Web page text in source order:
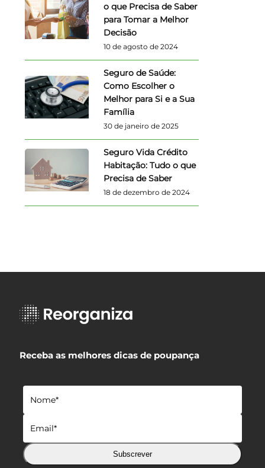
o que Precisa de Saber
para Tomar a Melhor
Decisão
10 de agosto de 2024
Seguro de Saúde:
Como Escolher o
Melhor para Si e a Sua
Família
30 de janeiro de 2025
Seguro Vida Crédito
Habitação: Tudo o que
Precisa de Saber
18 de dezembro de 2024
Receba as melhores dicas de poupança
Subscrever